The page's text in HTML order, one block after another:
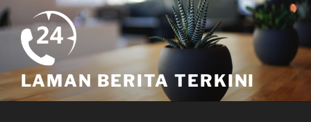
Skip
to
content
LAMAN BERITA TERKINI